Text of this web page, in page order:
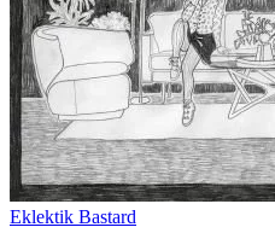
Eklektik Bastard